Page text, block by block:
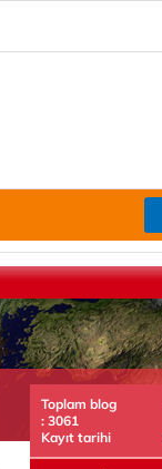
Toplam blog
: 3061
Kayıt tarihi